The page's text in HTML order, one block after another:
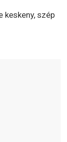
keskeny, szép